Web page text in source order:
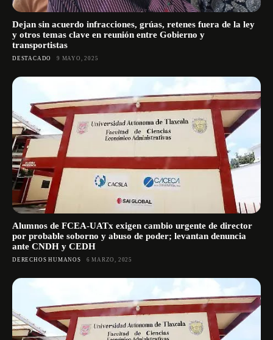
Dejan sin acuerdo infracciones, grúas, retenes fuera de la ley
y otros temas clave en reunión entre Gobierno y
transportistas
DESTACADO 9 MAYO, 2025
Alumnos de FCEA-UATx exigen cambio urgente de director
por probable soborno y abuso de poder; levantan denuncia
ante CNDH y CEDH
DERECHOS HUMANOS 6 MARZO, 2025